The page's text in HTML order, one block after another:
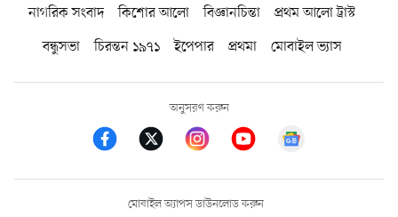
নাগরিক সংবাদ কিশোর আলো বিজ্ঞানচিন্তা
প্রথম আলো ট্রাস্ট
বন্ধুসভা
চিরন্তন ১৯৭১ ইপেপার প্রথমা মোবাইল ভ্যাস
অনুসরণ করুন
মোবাইল অ্যাপস ডাউনলোড করুন